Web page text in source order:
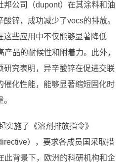
邦公司（dupont）在其涂料和油
锌，成功减少了vocs的排放。
这些应用中不仅能够显著降低
品的耐候性和附着力。此外，
研究表明，异辛酸锌在促进交联
催化性能，能够显著缩短固化时
实施了《溶剂排放指令》
），要求各成员国采取措
此背景下，欧洲的科研机构和企